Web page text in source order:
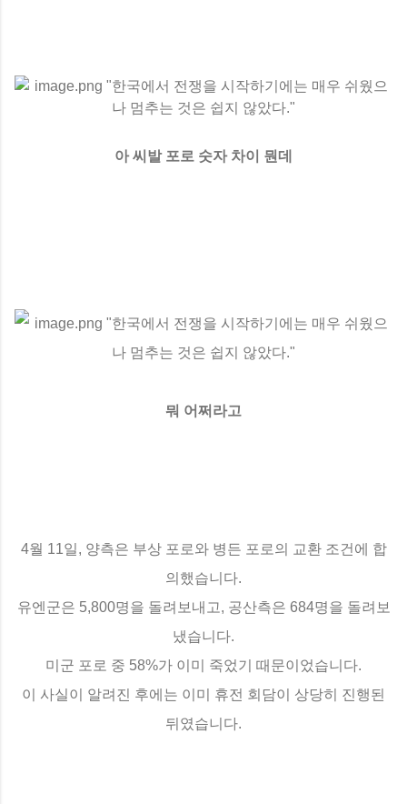
아 씨발 포로 숫자 차이 뭔데
뭐 어쩌라고
4월 11일, 양측은 부상 포로와 병든 포로의 교환 조건에 합
의했습니다.
유엔군은 5,800명을 돌려보내고, 공산측은 684명을 돌려보
냈습니다.
미군 포로 중 58%가 이미 죽었기 때문이었습니다.
이 사실이 알려진 후에는 이미 휴전 회담이 상당히 진행된
뒤였습니다.